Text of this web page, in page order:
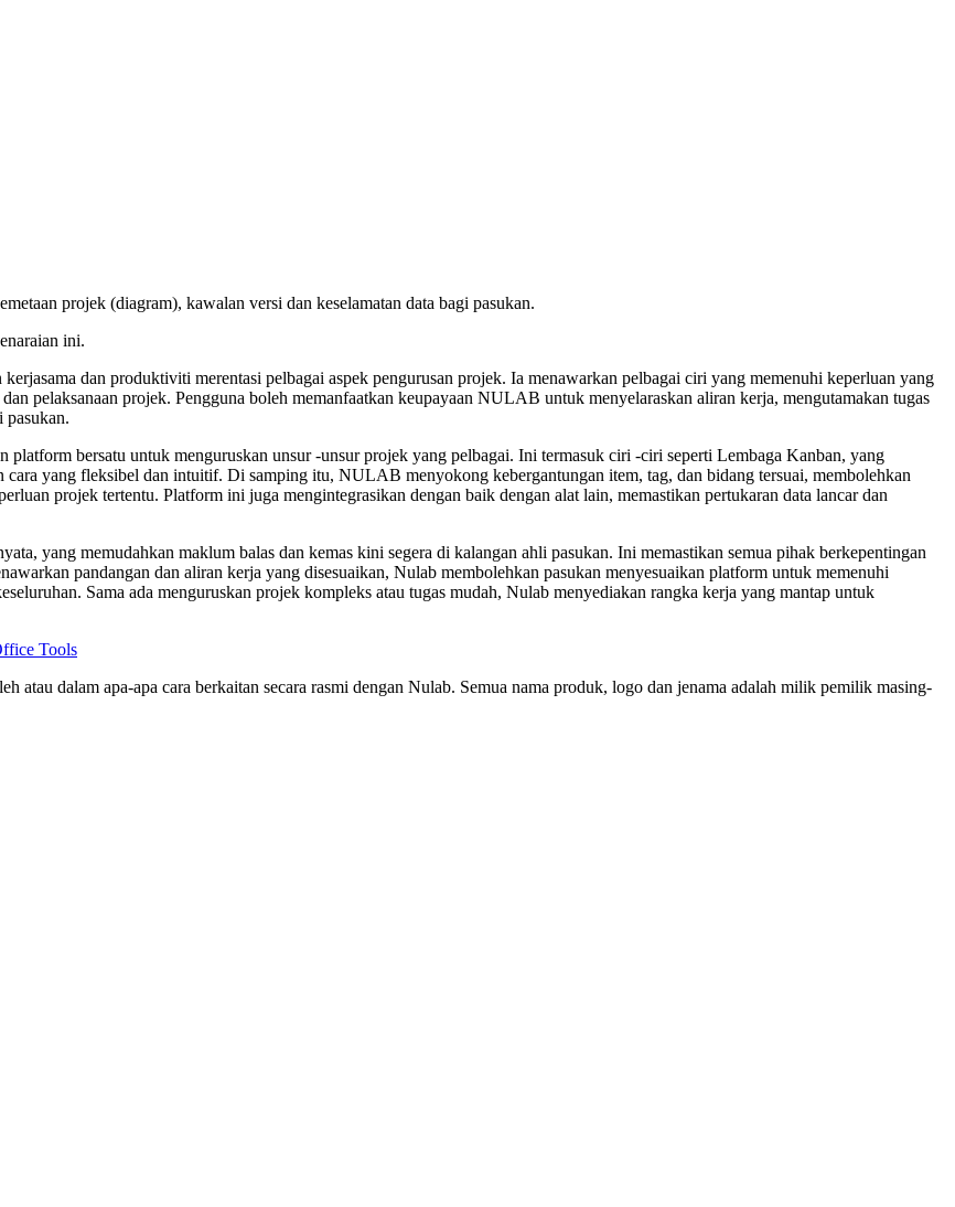
projek (diagram), kawalan versi dan keselamatan data bagi pasukan.
ini.
dan produktiviti merentasi pelbagai aspek pengurusan projek. Ia menawarkan pelbagai ciri yang memenuhi keperluan yang
pelaksanaan projek. Pengguna boleh memanfaatkan keupayaan NULAB untuk menyelaraskan aliran kerja, mengutamakan tugas
pasukan.
platform bersatu untuk menguruskan unsur -unsur projek yang pelbagai. Ini termasuk ciri -ciri seperti Lembaga Kanban, yang
cara yang fleksibel dan intuitif. Di samping itu, NULAB menyokong kebergantungan item, tag, dan bidang tersuai, membolehkan
projek tertentu. Platform ini juga mengintegrasikan dengan baik dengan alat lain, memastikan pertukaran data lancar dan
yang memudahkan maklum balas dan kemas kini segera di kalangan ahli pasukan. Ini memastikan semua pihak berkepentingan
pandangan dan aliran kerja yang disesuaikan, Nulab membolehkan pasukan menyesuaikan platform untuk memenuhi
Sama ada menguruskan projek kompleks atau tugas mudah, Nulab menyediakan rangka kerja yang mantap untuk
Tools
atau dalam apa-apa cara berkaitan secara rasmi dengan Nulab. Semua nama produk, logo dan jenama adalah milik pemilik masing-